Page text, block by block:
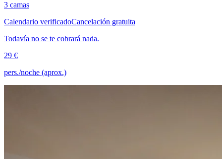
3 camas
Calendario verificadoCancelación gratuita
Todavía no se te cobrará nada.
29 €
pers./noche (aprox.)